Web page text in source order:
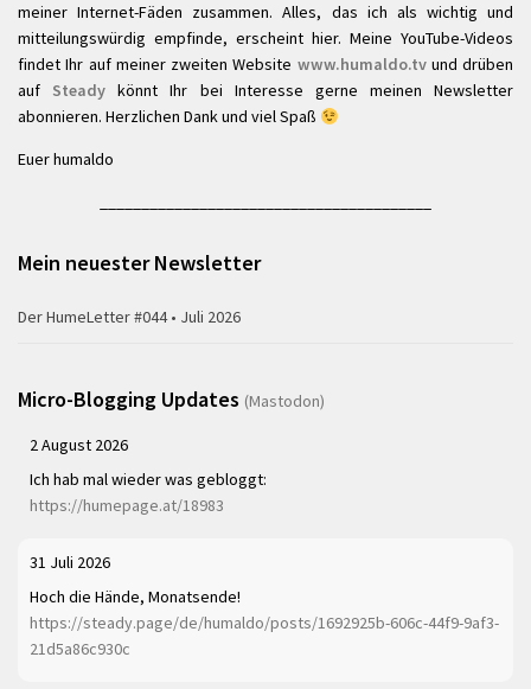
meiner Internet-Fäden zusammen. Alles, das ich als wichtig und
mitteilungswürdig empfinde, erscheint hier. Meine YouTube-Videos
findet Ihr auf meiner zweiten Website www.humaldo.tvund drüben
auf Steady könnt Ihr bei Interesse gerne meinen Newsletter
abonnieren. Herzlichen Dank und viel Spaß
Euer humaldo
Mein neuester Newsletter
Der HumeLetter #044 • Juli 2026
Micro-Blogging Updates (Mastodon)
2 August 2026
Ich hab mal wieder was gebloggt:
https://humepage.at/18983
31 Juli 2026
Hoch die Hände, Monatsende!
https://steady.page/de/humaldo/posts/1692925b-606c-44f9-9af3-
21d5a86c930c